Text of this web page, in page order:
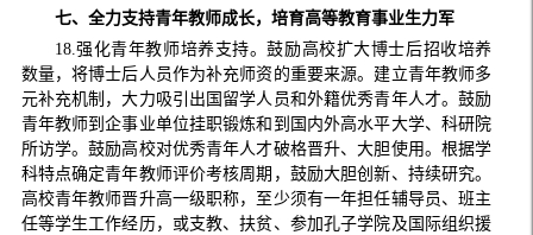
七、全力支持青年教师成长，培育高等教育事业生力军
18.强化青年教师培养支持。鼓励高校扩大博士后招收培养
数量，将博士后人员作为补充师资的重要来源。建立青年教师多
元补充机制，大力吸引出国留学人员和外籍优秀青年人才。鼓励
青年教师到企事业单位挂职锻炼和到国内外高水平大学、科研院
所访学。鼓励高校对优秀青年人才破格晋升、大胆使用。根据学
科特点确定青年教师评价考核周期，鼓励大胆创新、持续研究。
高校青年教师晋升高一级职称，至少须有一年担任辅导员、班主
任等学生工作经历，或支教、扶贫、参加孔子学院及国际组织援